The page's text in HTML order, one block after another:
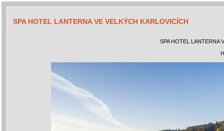
SPA HOTEL LANTERNA VE VELKÝCH KARLOVICÍCH
SPA HOTEL LANTERNA